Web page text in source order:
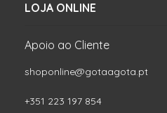
LOJA ONLINE
Apoio ao Cliente
shoponline@gotaagota.pt
+351 223 197 854